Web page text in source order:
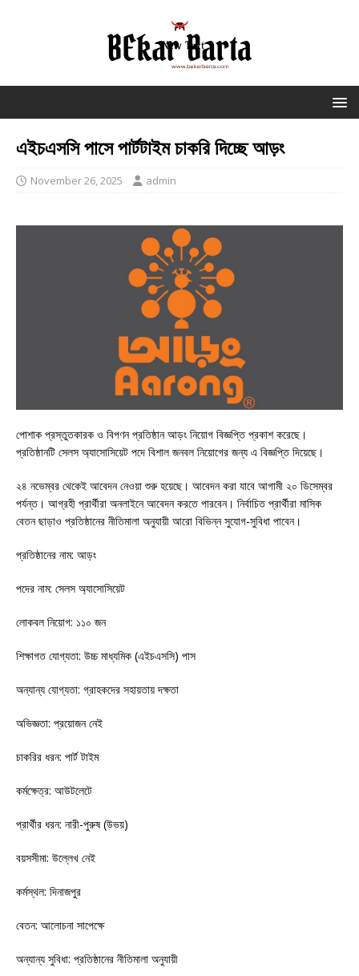
এইচএসসি পাসে পার্টটাইম চাকরি দিচ্ছে আড়ং
November 26, 2025 admin
পোশাক প্রস্তুতকারক ও বিপণন প্রতিষ্ঠান আড়ং নিয়োগ বিজ্ঞপ্তি প্রকাশ করেছে।
প্রতিষ্ঠানটি সেলস অ্যাসোসিয়েট পদে বিশাল জনবল নিয়োগের জন্য এ বিজ্ঞপ্তি দিয়েছে।
২৪ নভেম্বর থেকেই আবেদন নেওয়া শুরু হয়েছে। আবেদন করা যাবে আগামী ২০ ডিসেম্বর
পর্যন্ত। আগ্রহী প্রার্থীরা অনলাইনে আবেদন করতে পারবেন। নির্বাচিত প্রার্থীরা মাসিক
বেতন ছাড়াও প্রতিষ্ঠানের নীতিমালা অনুযায়ী আরো বিভিন্ন সুযোগ-সুবিধা পাবেন।
প্রতিষ্ঠানের নাম: আড়ং
পদের নাম: সেলস অ্যাসোসিয়েট
লোকবল নিয়োগ: ১১০ জন
শিক্ষাগত যোগ্যতা: উচ্চ মাধ্যমিক (এইচএসসি) পাস
অন্যান্য যোগ্যতা: গ্রাহকদের সহায়তায় দক্ষতা
অভিজ্ঞতা: প্রয়োজন নেই
চাকরির ধরন: পার্ট টাইম
কর্মক্ষেত্র: আউটলেটে
প্রার্থীর ধরন: নারী-পুরুষ (উভয়)
বয়সসীমা: উল্লেখ নেই
কর্মস্থল: দিনাজপুর
বেতন: আলোচনা সাপেক্ষে
অন্যান্য সুবিধা: প্রতিষ্ঠানের নীতিমালা অনুযায়ী